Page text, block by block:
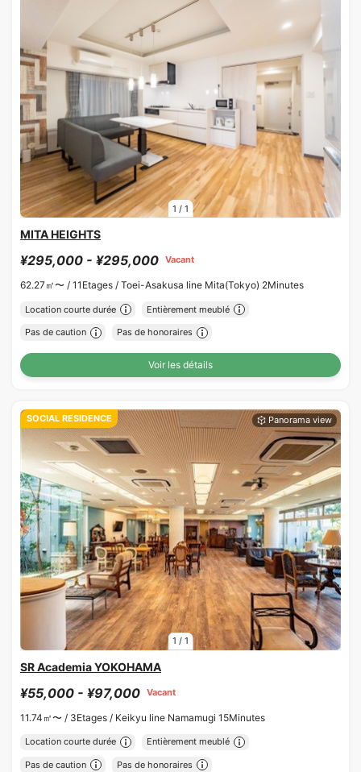
1 / 1
MITA HEIGHTS
¥295,000 - ¥295,000 Vacant
62.27㎡〜 / 11Etages / Toei-Asakusa line Mita(Tokyo) 2Minutes
Location courte durée Entièrement meublé
Pas de caution Pas de honoraires
Voir les détails
1 / 1
SOCIAL RESIDENCE
SR Academia YOKOHAMA
¥55,000 - ¥97,000 Vacant
11.74㎡〜 / 3Etages / Keikyu line Namamugi 15Minutes
Location courte durée Entièrement meublé
Pas de caution Pas de honoraires